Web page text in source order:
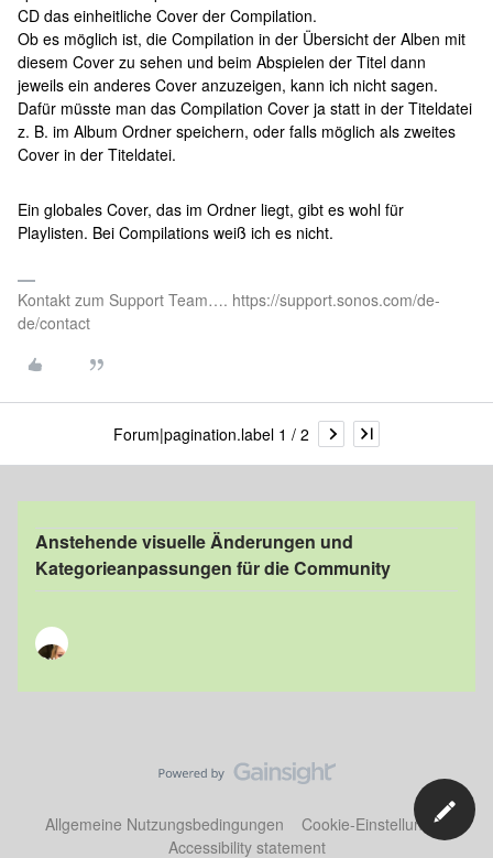
CD das einheitliche Cover der Compilation.
Ob es möglich ist, die Compilation in der Übersicht der Alben mit
diesem Cover zu sehen und beim Abspielen der Titel dann
jeweils ein anderes Cover anzuzeigen, kann ich nicht sagen.
Dafür müsste man das Compilation Cover ja statt in der Titeldatei
z. B. im Album Ordner speichern, oder falls möglich als zweites
Cover in der Titeldatei.
Ein globales Cover, das im Ordner liegt, gibt es wohl für
Playlisten. Bei Compilations weiß ich es nicht.
Kontakt zum Support Team…. https://support.sonos.com/de-
de/contact
Forum|pagination.label 1 / 2
Anstehende visuelle Änderungen und
Kategorieanpassungen für die Community
Allgemeine Nutzungsbedingungen
Cookie-Einstellungen
Accessibility statement